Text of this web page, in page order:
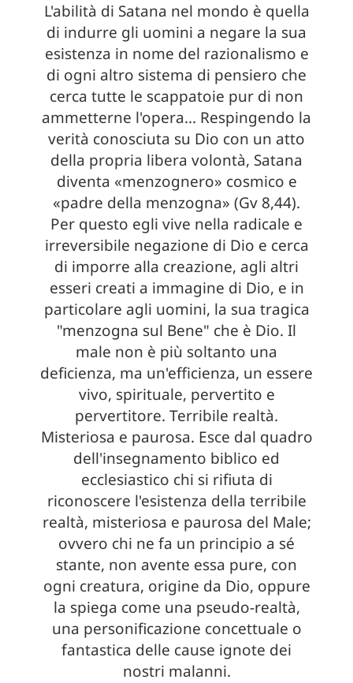
L'abilità di Satana nel mondo è quella
di indurre gli uomini a negare la sua
esistenza in nome del razionalismo e
di ogni altro sistema di pensiero che
cerca tutte le scappatoie pur di non
ammetterne l'opera... Respingendo la
verità conosciuta su Dio con un atto
della propria libera volontà, Satana
diventa «menzognero» cosmico e
«padre della menzogna» (Gv 8,44).
Per questo egli vive nella radicale e
irreversibile negazione di Dio e cerca
di imporre alla creazione, agli altri
esseri creati a immagine di Dio, e in
particolare agli uomini, la sua tragica
"menzogna sul Bene" che è Dio. Il
male non è più soltanto una
deficienza, ma un'efficienza, un essere
vivo, spirituale, pervertito e
pervertitore. Terribile realtà.
Misteriosa e paurosa. Esce dal quadro
dell'insegnamento biblico ed
ecclesiastico chi si rifiuta di
riconoscere l'esistenza della terribile
realtà, misteriosa e paurosa del Male;
ovvero chi ne fa un principio a sé
stante, non avente essa pure, con
ogni creatura, origine da Dio, oppure
la spiega come una pseudo-realtà,
una personificazione concettuale o
fantastica delle cause ignote dei
nostri malanni.